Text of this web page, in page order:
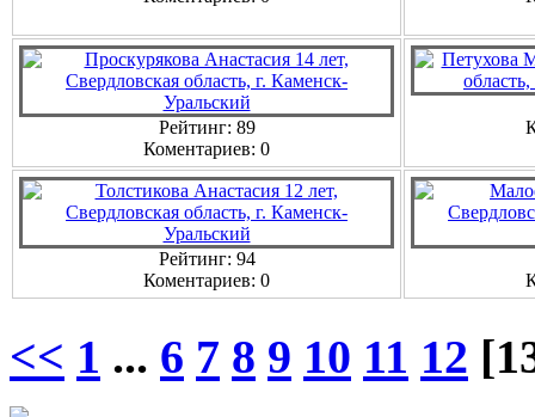
Рейтинг: 89
Коментариев: 0
Рейтинг: 94
Коментариев: 0
<< 1 ... 6 7 8 9 10 11 12